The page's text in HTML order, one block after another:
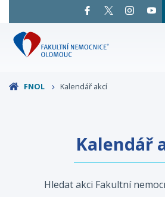
NEMOCNICI
INFORMACE
FNOL Kalendář akcí
Kalendář
Hledat akci Fakultní